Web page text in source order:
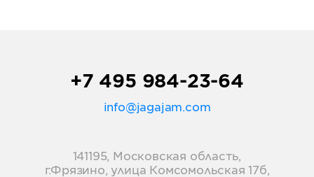
+7 495 984-23-64
info@jagajam.com
141195, Московская область,
г.Фрязино, улица Комсомольская 17б,